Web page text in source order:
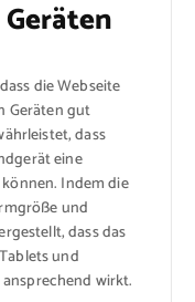
die Webseite
Geräten gut
dass
eine
Indem die
und
dass das
und
wirkt.